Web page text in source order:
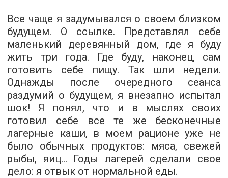
Все чаще я задумывался о своем близком
будущем. О ссылке. Представлял себе
маленький деревянный дом, где я буду
жить три года. Где буду, наконец, сам
готовить себе пищу. Так шли недели.
Однажды после очередного сеанса
раздумий о будущем, я внезапно испытал
шок! Я понял, что и в мыслях своих
готовил себе все те же бесконечные
лагерные каши, в моем рационе уже не
было обычных продуктов: мяса, свежей
рыбы, яиц... Годы лагерей сделали свое
дело: я отвык от нормальной еды.